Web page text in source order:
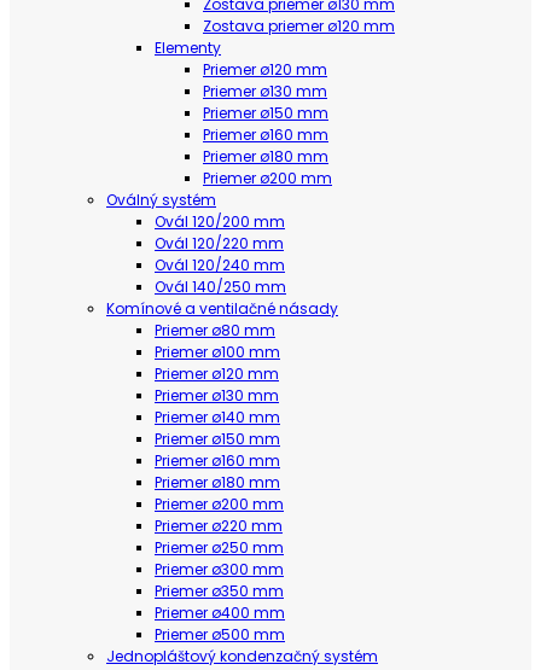
Zostava priemer ø130 mm
Zostava priemer ø120 mm
Elementy
Priemer ø120 mm
Priemer ø130 mm
Priemer ø150 mm
Priemer ø160 mm
Priemer ø180 mm
Priemer ø200 mm
Oválný systém
Ovál 120/200 mm
Ovál 120/220 mm
Ovál 120/240 mm
Ovál 140/250 mm
Komínové a ventilačné násady
Priemer ø80 mm
Priemer ø100 mm
Priemer ø120 mm
Priemer ø130 mm
Priemer ø140 mm
Priemer ø150 mm
Priemer ø160 mm
Priemer ø180 mm
Priemer ø200 mm
Priemer ø220 mm
Priemer ø250 mm
Priemer ø300 mm
Priemer ø350 mm
Priemer ø400 mm
Priemer ø500 mm
Jednopláštový kondenzačný systém